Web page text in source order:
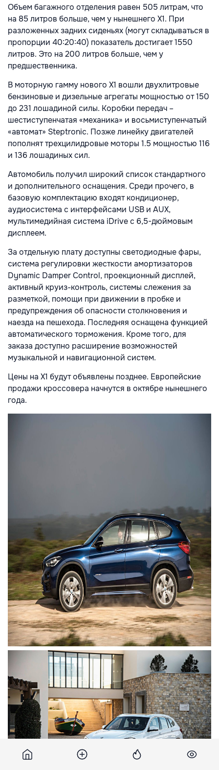
Объем багажного отделения равен 505 литрам, что
на 85 литров больше, чем у нынешнего X1. При
разложенных задних сиденьях (могут складываться в
пропорции 40:20:40) показатель достигает 1550
литров. Это на 200 литров больше, чем у
предшественника.
В моторную гамму нового X1 вошли двухлитровые
бензиновые и дизельные агрегаты мощностью от 150
до 231 лошадиной силы. Коробки передач –
шестиступенчатая «механика» и восьмиступенчатый
«автомат» Steptronic. Позже линейку двигателей
пополнят трехцилидровые моторы 1.5 мощностью 116
и 136 лошадиных сил.
Автомобиль получил широкий список стандартного
и дополнительного оснащения. Среди прочего, в
базовую комплектацию входят кондиционер,
аудиосистема с интерфейсами USB и AUX,
мультимедийная система iDrive с 6,5-дюймовым
дисплеем.
За отдельную плату доступны светодиодные фары,
система регулировки жесткости амортизаторов
Dynamic Damper Control, проекционный дисплей,
активный круиз-контроль, системы слежения за
разметкой, помощи при движении в пробке и
предупреждения об опасности столкновения и
наезда на пешехода. Последняя оснащена функцией
автоматического торможения. Кроме того, для
заказа доступно расширение возможностей
музыкальной и навигационной систем.
Цены на X1 будут объявлены позднее. Европейские
продажи кроссовера начнутся в октябре нынешнего
года.